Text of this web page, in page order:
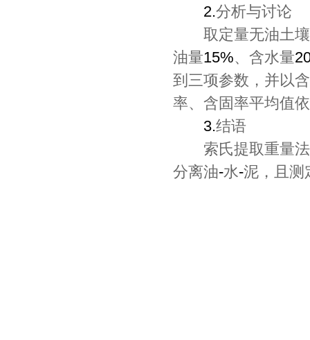
2.分析与讨论
取定量无油土壤
油量15%、含水量
到三项参数，并以
率、含固率平均值
3.结语
索氏提取重量法
分离油-水-泥，且测